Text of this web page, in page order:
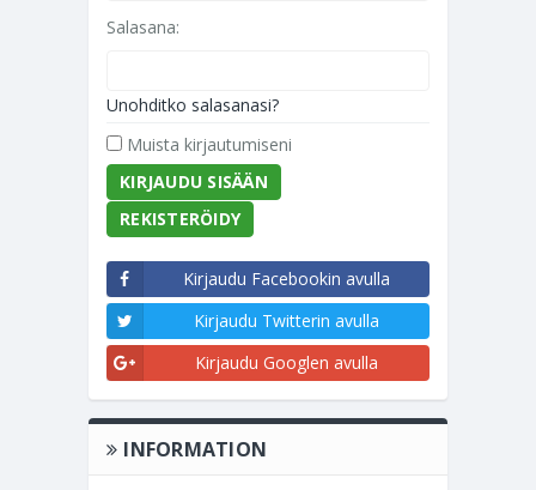
Salasana:
Unohditko salasanasi?
Muista kirjautumiseni
REKISTERÖIDY
Kirjaudu Facebookin avulla
Kirjaudu Twitterin avulla
Kirjaudu Googlen avulla
INFORMATION